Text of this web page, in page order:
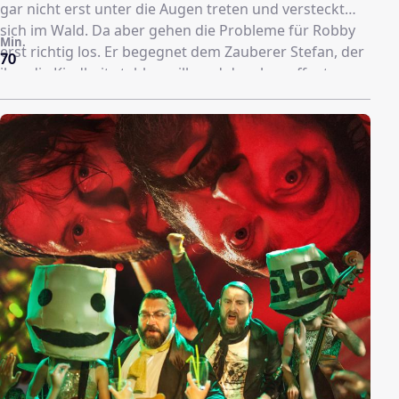
gar nicht erst unter die Augen treten und versteckt
sich im Wald. Da aber gehen die Probleme für Robby
erst richtig los. Er begegnet dem Zauberer Stefan, der
ihm die Kindheit stehlen will, und dem bewaffneten
Räuberhauptmann Rüdiger, der schlechtgelaunt durch
den Wald schleicht. Doch da kommt dem Jungen eine
Idee: Er könnte doch das Räubern lernen, um seine
Schwester zurückzustehlen. Dann könnte er bestimmt
auch wieder nach Hause. Und gegen den
durchtriebenen Zauberer könnte er sich dann auch
besser zur Wehr setzen. Und so geht Robby in die
Räuber-Lehre.
70
Min.